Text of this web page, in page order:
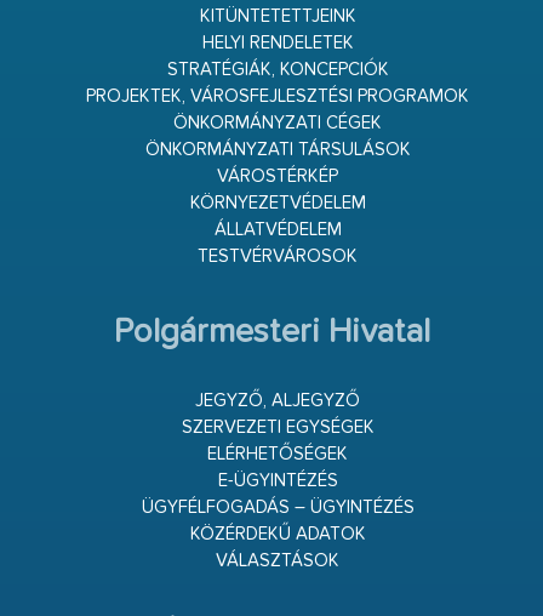
KITÜNTETETTJEINK
HELYI RENDELETEK
STRATÉGIÁK, KONCEPCIÓK
PROJEKTEK, VÁROSFEJLESZTÉSI PROGRAMOK
ÖNKORMÁNYZATI CÉGEK
ÖNKORMÁNYZATI TÁRSULÁSOK
VÁROSTÉRKÉP
KÖRNYEZETVÉDELEM
ÁLLATVÉDELEM
TESTVÉRVÁROSOK
Polgármesteri Hivatal
JEGYZŐ, ALJEGYZŐ
SZERVEZETI EGYSÉGEK
ELÉRHETŐSÉGEK
E-ÜGYINTÉZÉS
ÜGYFÉLFOGADÁS – ÜGYINTÉZÉS
KÖZÉRDEKŰ ADATOK
VÁLASZTÁSOK